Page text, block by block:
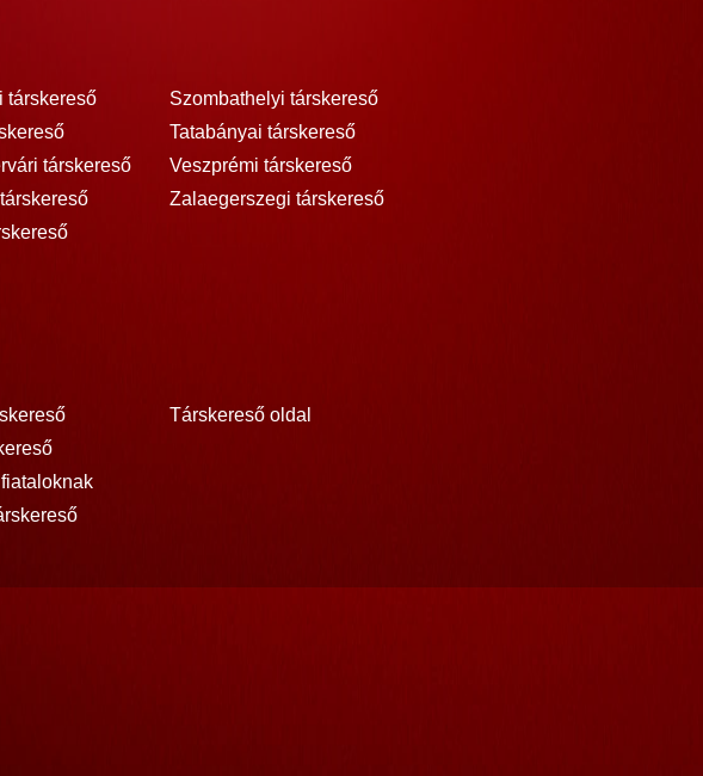
társkereső
társkereső
Szombathelyi társkereső
Tatabányai társkereső
Veszprémi társkereső
Zalaegerszegi társkereső
Társkereső oldal